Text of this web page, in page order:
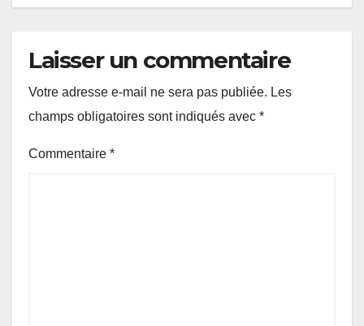
Laisser un commentaire
Votre adresse e-mail ne sera pas publiée. Les
champs obligatoires sont indiqués avec *
Commentaire *